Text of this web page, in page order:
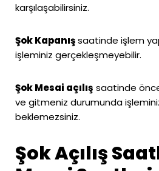
karşılaşabilirsiniz.
Şok Kapanışsaatinde işlem
işleminiz gerçekleşmeyebilir.
Şok Mesai açılış saatinde
ve gitmeniz durumunda
beklemezsiniz.
Şok Açılış